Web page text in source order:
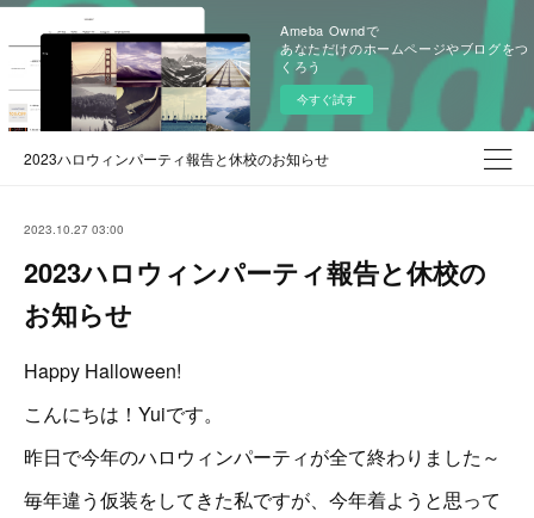
Ameba Owndで
あなただけのホームページやブログをつ
くろう
今すぐ試す
2023ハロウィンパーティ報告と休校のお知らせ
2023.10.27 03:00
2023ハロウィンパーティ報告と休校の
お知らせ
Happy Halloween!
こんにちは！Yuiです。
昨日で今年のハロウィンパーティが全て終わりました～
毎年違う仮装をしてきた私ですが、今年着ようと思って